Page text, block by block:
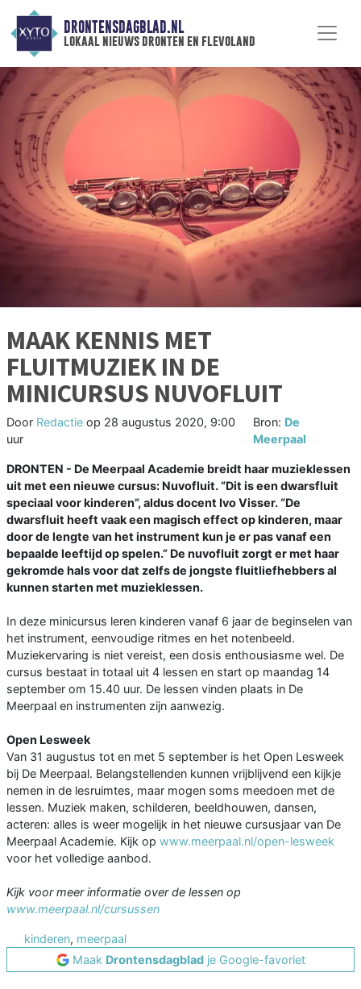
DRONTENSDAGBLAD.NL
lokaal nieuws dronten en flevoland
MAAK KENNIS MET
FLUITMUZIEK IN DE
MINICURSUS NUVOFLUIT
Door Redactie op 28 augustus 2020, 9:00
uur
Bron: De
Meerpaal
DRONTEN - De Meerpaal Academie breidt haar muzieklessen
uit met een nieuwe cursus: Nuvofluit. “Dit is een dwarsfluit
speciaal voor kinderen”, aldus docent Ivo Visser. “De
dwarsfluit heeft vaak een magisch effect op kinderen, maar
door de lengte van het instrument kun je er pas vanaf een
bepaalde leeftijd op spelen.” De nuvofluit zorgt er met haar
gekromde hals voor dat zelfs de jongste fluitliefhebbers al
kunnen starten met muzieklessen.
In deze minicursus leren kinderen vanaf 6 jaar de beginselen van
het instrument, eenvoudige ritmes en het notenbeeld.
Muziekervaring is niet vereist, een dosis enthousiasme wel. De
cursus bestaat in totaal uit 4 lessen en start op maandag 14
september om 15.40 uur. De lessen vinden plaats in De
Meerpaal en instrumenten zijn aanwezig.
Open Lesweek
Van 31 augustus tot en met 5 september is het Open Lesweek
bij De Meerpaal. Belangstellenden kunnen vrijblijvend een kijkje
nemen in de lesruimtes, maar mogen soms meedoen met de
lessen. Muziek maken, schilderen, beeldhouwen, dansen,
acteren: alles is weer mogelijk in het nieuwe cursusjaar van De
Meerpaal Academie. Kijk op www.meerpaal.nl/open-lesweek
voor het volledige aanbod.
Kijk voor meer informatie over de lessen op
www.meerpaal.nl/cursussen
kinderen, meerpaal
Maak Drontensdagbladje Google-favoriet